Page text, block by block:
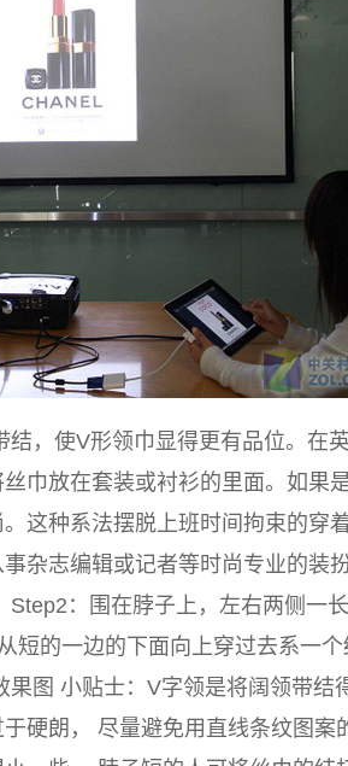
结，使V形领巾显得更有品位。在
巾放在套装或衬衫的里面。如果
这种系法摆脱上班时间拘束的穿
杂志编辑或记者等时尚专业的装
：围在脖子上，左右两侧一
短的一边的下面向上穿过去系一
果图 小贴士：V字领是将阔领带结
硬朗， 尽量避免用直线条纹图案